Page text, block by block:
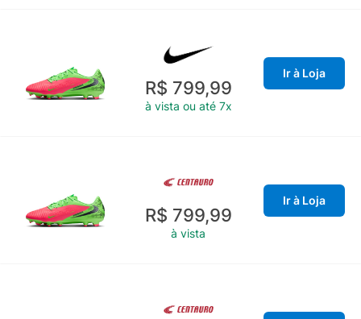
R$ 799,99
à vista ou até 7x
Ir à Loja
R$ 799,99
à vista
Ir à Loja